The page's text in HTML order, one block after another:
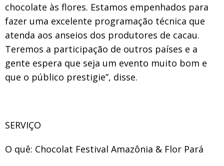
chocolate às flores. Estamos empenhados para
fazer uma excelente programação técnica que
atenda aos anseios dos produtores de cacau.
Teremos a participação de outros países e a
gente espera que seja um evento muito bom e
que o público prestigie”, disse.
SERVIÇO
O quê: Chocolat Festival Amazônia & Flor Pará